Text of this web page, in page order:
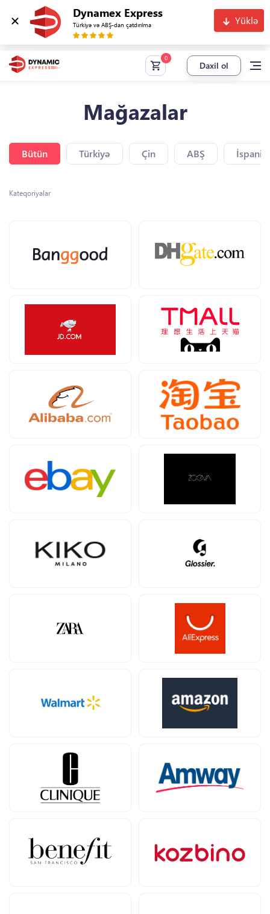
Dynamex Express
Türkiyə və ABŞ-dan çatdırılma Yüklə
Daxil ol
Mağazalar
Bütün Türkiyə Çin ABŞ
Kateqoriyalar